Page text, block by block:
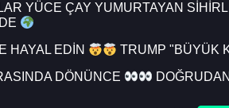
YÜCE ÇAY YUMURTAYAN SİHİRLİ
HAYAL EDİN TRUMP "BÜYÜK
DÖNÜNCE